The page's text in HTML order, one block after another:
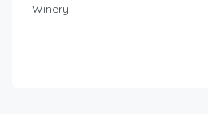
Winery